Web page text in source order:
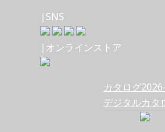
|SNS
|オンラインストア
カタログ
デジタルカタ